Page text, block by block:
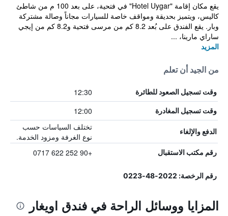
يقع مكان إقامة "Hotel Uygar" في فتحية، على بعد 100 م من شاطئ
كاليس، ويتميز بحديقة ومواقف خاصة للسيارات مجاناً وصالة مشتركة
وبار. يقع الفندق على بُعد 8.2 كم من مرسى فتحية و8.2 كم من إيجي
ساراي مارينا، ...
المزيد
من الجيد أن تعلم
وقت تسجيل الصعود للطائرة 12:30
وقت تسجيل المغادرة 12:00
الدفع والإلغاء
تختلف السياسات حسب
نوع الغرفة ومزود الخدمة.
رقم مكتب الاستقبال +90 252 622 0717
رقم الرخصة: 2022-48-0223
المزايا ووسائل الراحة في فندق اويغار